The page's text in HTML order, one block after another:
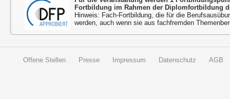
Fortbildung im Rahmen der Diplomfortbildung
Hinweis: Fach-Fortbildung, die für die
werden, auch wenn sie aus fachfremden
Offene Stellen Presse Impressum Datenschutz AGB